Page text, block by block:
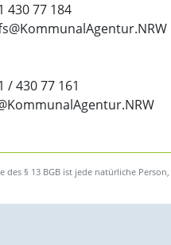
430 77 184
/ 430 77 161
des § 13 BGB ist jede natürliche